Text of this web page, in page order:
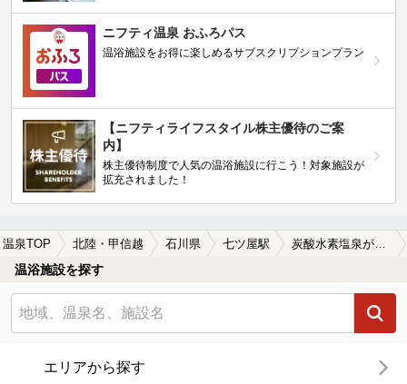
ニフティ温泉 おふろパス
温浴施設をお得に楽しめるサブスクリプションプラン
【ニフティライフスタイル株主優待のご案
内】
株主優待制度で人気の温浴施設に行こう！対象施設が
拡充されました！
温泉TOP 北陸・甲信越 石川県 七ツ屋駅 炭酸水素塩泉が楽しめる七ツ屋駅近くの温泉、日帰り温泉、スーパー銭湯おすすめ
温浴施設を探す
エリアから探す